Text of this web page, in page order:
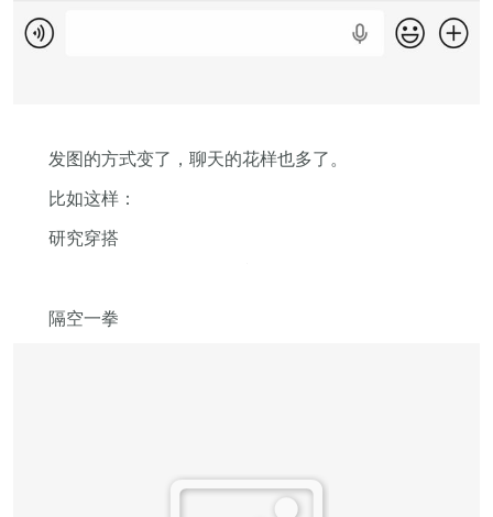
发图的方式变了，聊天的花样也多了。
比如这样：
研究穿搭
隔空一拳